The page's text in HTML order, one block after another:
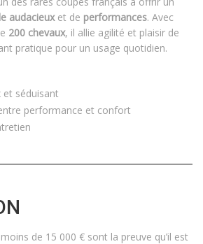
audacieuxet de performances. Avec
200 chevaux, il allie agilité et plaisir de
pratique pour un usage quotidien.
et séduisant
performance et confort
de 15 000 € sont la preuve qu’il est